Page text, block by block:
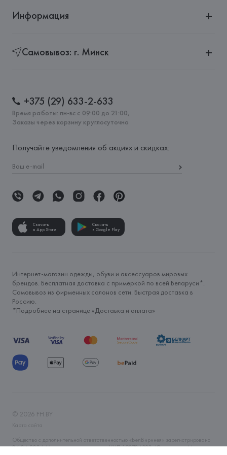
Информация
Самовывоз: г. Минск
+375 (29) 633-2-633
Время работы: пн-вс с 09:00 до 21:00,
Заказы через корзину круглосуточно
Получайте уведомления об акциях и скидках:
Скачать
в App Store
Скачать
в Google Play
Интернет-магазин одежды, обуви и аксессуаров мировых
брендов. Бесплатная доставка с примеркой по всей Беларуси*.
Самовывоз из фирменных салонов сети. Быстрая доставка в
Россию.
*Подробнее на странице «Доставка и оплата»
© 2026 FH.BY
Карта сайта
Общество с дополнительной ответственностью «БелВиринея» зарегистрировано
06.04.2006 Минским горисполкомом. УНП 190706320. Юр.адрес: г. Минск, ул.